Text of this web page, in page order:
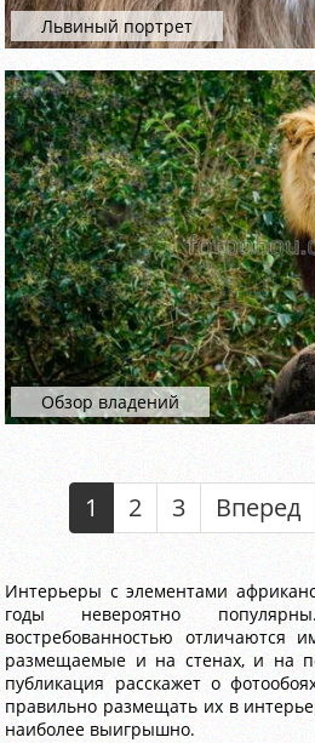
Львиный портрет
Обзор владений
1 2 3 Вперед
Интерьеры с элементами
годы невероятно
востребованностью отличаются
размещаемые и на стенах, и на
публикация расскажет о
правильно размещать их в
наиболее выигрышно.